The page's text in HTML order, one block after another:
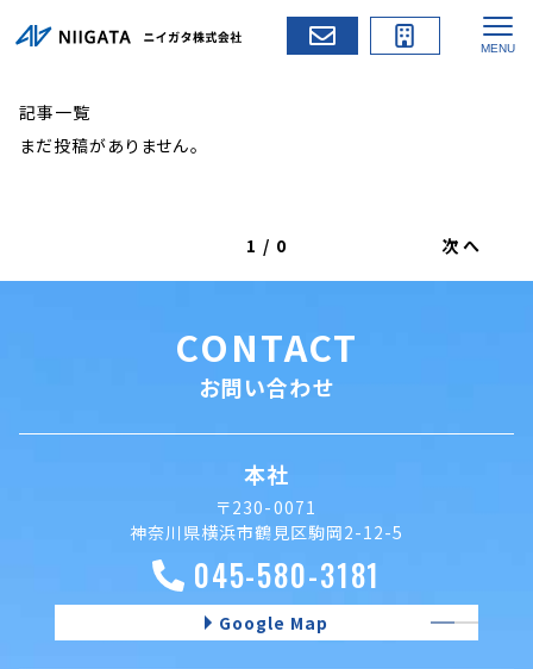
記事一覧
まだ投稿がありません。
1 / 0 次へ
CONTACT
お問い合わせ
本社
〒230-0071
神奈川県横浜市鶴見区駒岡2-12-5
045-580-3181
Google Map